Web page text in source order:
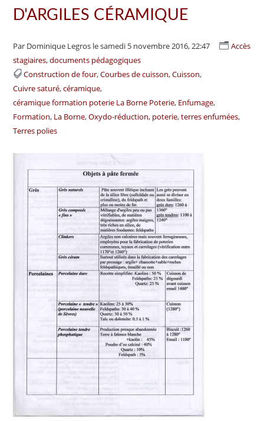
D'ARGILES CÉRAMIQUE
Par Dominique Legros le samedi 5 novembre 2016, 22:47
Accès
stagiaires, documents pédagogiques
Construction de four Courbes de cuisson Cuisson
Cuivre saturé céramique
céramique formation poterie La Borne Poterie Enfumage
Formation La Borne Oxydo-réduction poterie terres enfumées
Terres polies